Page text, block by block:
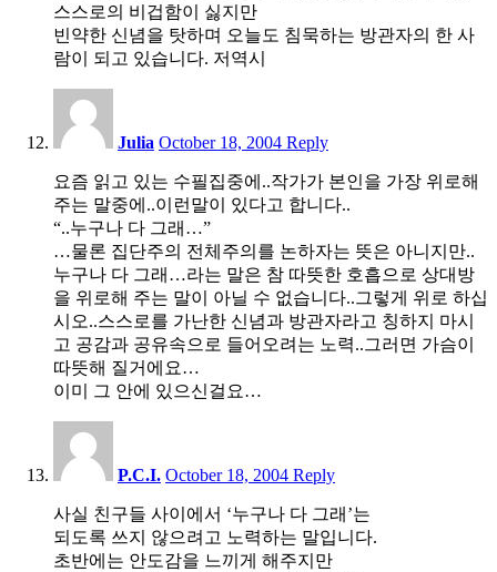
스스로의 비겁함이 싫지만
빈약한 신념을 탓하며 오늘도 침묵하는 방관자의 한 사
람이 되고 있습니다. 저역시
Julia October 18, 2004 Reply
요즘 읽고 있는 수필집중에..작가가 본인을 가장 위로해
주는 말중에..이런말이 있다고 합니다..
“..누구나 다 그래…”
…물론 집단주의 전체주의를 논하자는 뜻은 아니지만..
누구나 다 그래…라는 말은 참 따뜻한 호흡으로 상대방
을 위로해 주는 말이 아닐 수 없습니다..그렇게 위로 하십
시오..스스로를 가난한 신념과 방관자라고 칭하지 마시
고 공감과 공유속으로 들어오려는 노력..그러면 가슴이
따뜻해 질거에요…
이미 그 안에 있으신걸요…
P.C.I. October 18, 2004 Reply
사실 친구들 사이에서 ‘누구나 다 그래’는
되도록 쓰지 않으려고 노력하는 말입니다.
초반에는 안도감을 느끼게 해주지만